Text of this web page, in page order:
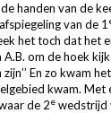
handen van de
van de 1
het toch dat het
om de hoek
En zo kwam
kwam. Met
de 2e wedstrijd